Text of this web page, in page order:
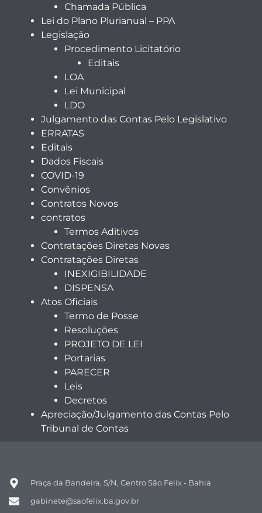
Chamada Pública
Lei do Plano Plurianual – PPA
Legislação
Procedimento Licitatório
Editais
LOA
Lei Municipal
LDO
Julgamento das Contas Pelo Legislativo
ERRATAS
Editais
Dados Fiscais
COVID-19
Convênios
Contratos Novos
contratos
Termos Aditivos
Contratações Diretas Novas
Contratações Diretas
INEXIGIBILIDADE
DISPENSA
Atos Oficiais
Termo de Posse
Resoluções
PROJETO DE LEI
Portarias
PARECER
Leis
Decretos
Apreciação/Julgamento das Contas Pelo
Tribunal de Contas
Praça da Bandeira, S/N, Centro São Felix - Bahia
gabinete@saofelix.ba.gov.br